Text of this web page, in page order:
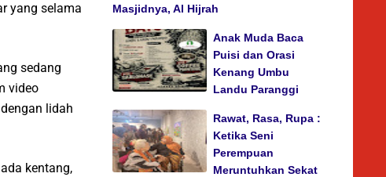
yang selama
sedang
video
lidah
kentang,
Masjidnya, Al Hijrah
Anak Muda Baca
Puisi dan Orasi
Kenang Umbu
Landu Paranggi
Rawat, Rasa, Rupa :
Ketika Seni
Perempuan
Meruntuhkan Sekat